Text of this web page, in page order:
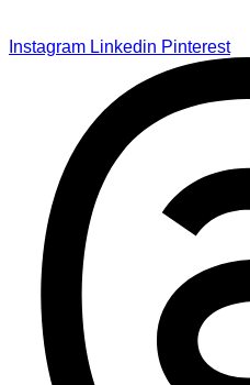
Instagram Linkedin Pinterest